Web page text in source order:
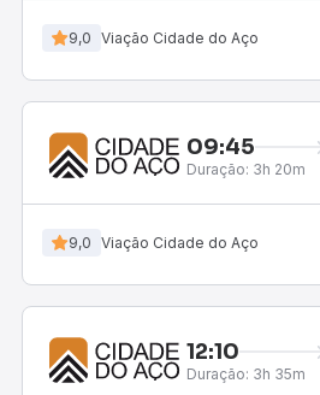
9,0 Viação Cidade do Aço
09:45
Duração: 3h 20m
9,0 Viação Cidade do Aço
12:10
Duração: 3h 35m